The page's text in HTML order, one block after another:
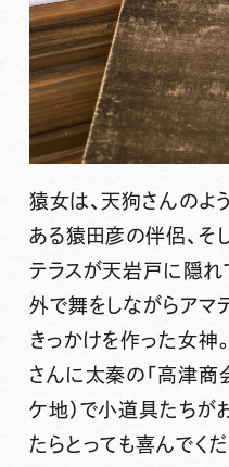
猿女は、天狗さんのよ
ある猿田彦の伴侶、そ
テラスが天岩戸に隠れ
外で舞をしながらアマ
きっかけを作った女神
さんに太秦の「高津商
ケ地）で小道具たちが
たらとっても喜んでく